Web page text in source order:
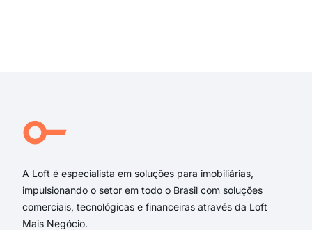
A Loft é especialista em soluções para imobiliárias,
impulsionando o setor em todo o Brasil com soluções
comerciais, tecnológicas e financeiras através da Loft
Mais Negócio.